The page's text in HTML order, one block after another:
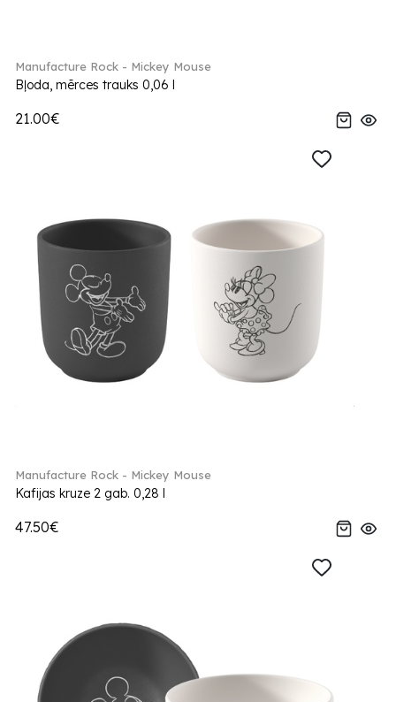
Manufacture Rock - Mickey Mouse
Bļoda, mērces trauks 0,06 l
21.00€
Manufacture Rock - Mickey Mouse
Kafijas kruze 2 gab. 0,28 l
47.50€